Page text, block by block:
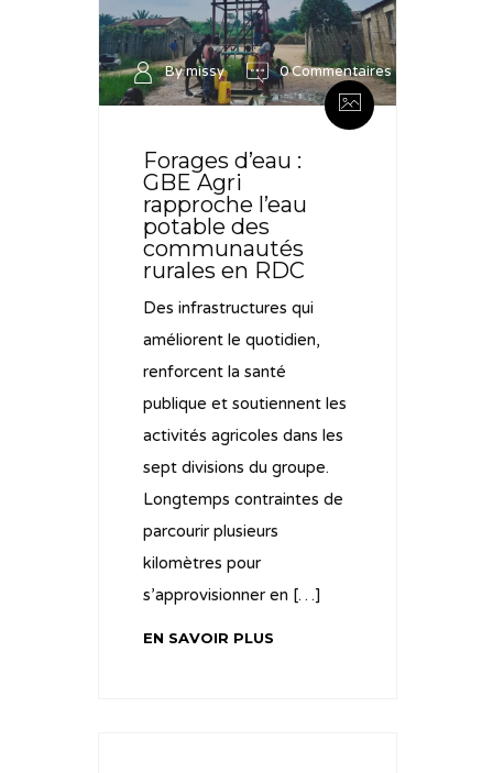
By missy 0 Commentaires
Forages d’eau :
GBE Agri
rapproche l’eau
potable des
communautés
rurales en RDC
Des infrastructures qui
améliorent le quotidien,
renforcent la santé
publique et soutiennent les
activités agricoles dans les
sept divisions du groupe.
Longtemps contraintes de
parcourir plusieurs
kilomètres pour
s’approvisionner en […]
EN SAVOIR PLUS